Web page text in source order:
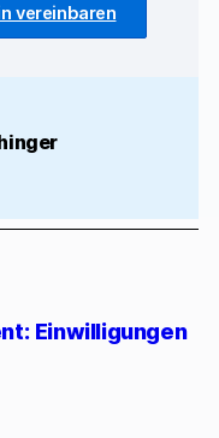
vereinbaren
Einwilligungen